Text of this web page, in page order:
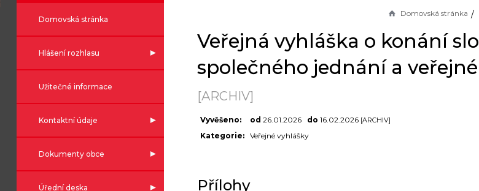
Domovská stránka
Hlášení rozhlasu
Užitečné informace
Kontaktní údaje
Dokumenty obce
Úřední deska
Domovská stránka
Veřejná vyhláška o konání
společného jednání a
[ARCHIV]
Vyvěšeno: od 26.01.2026 do 16.02.2026 [ARCHIV]
Kategorie: Veřejné vyhlášky
Přílohy